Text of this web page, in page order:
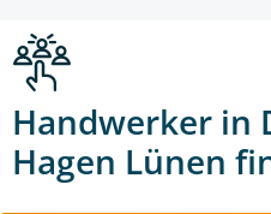
Handwerker in
Hagen Lünen